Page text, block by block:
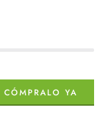
CÓMPRALO YA